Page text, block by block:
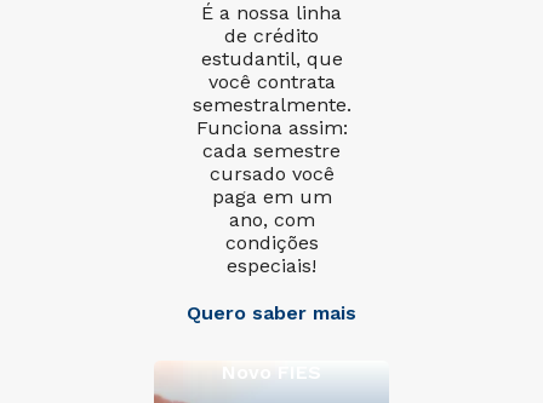
É a nossa linha
de crédito
estudantil, que
você contrata
semestralmente.
Funciona assim:
cada semestre
cursado você
paga em um
ano, com
condições
especiais!
Quero saber mais
Novo FIES